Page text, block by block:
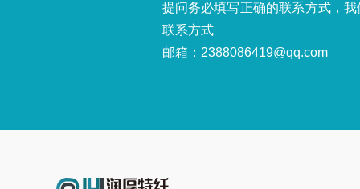
提问务必填写正确的联系方式，
联系方式
邮箱：2388086419@qq.com